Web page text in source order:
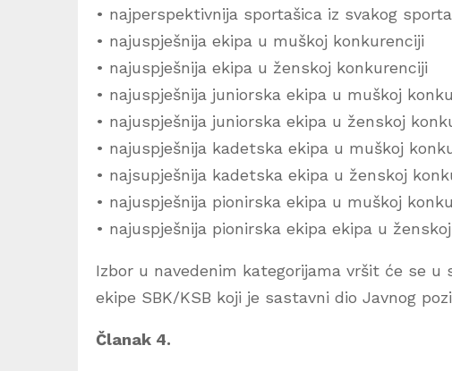
• najperspektivnija sportašica iz svakog
• najuspješnija ekipa u muškoj konkurenciji
• najuspješnija ekipa u ženskoj konkurenciji
• najuspješnija juniorska ekipa u muškoj
• najuspješnija juniorska ekipa u ženskoj
• najuspješnija kadetska ekipa u muškoj
• najsupješnija kadetska ekipa u ženskoj
• najuspješnija pionirska ekipa u muškoj
• najuspješnija pionirska ekipa ekipa u
Izbor u navedenim kategorijama vršit će se
ekipe SBK/KSB koji je sastavni dio Javnog
Članak 4.